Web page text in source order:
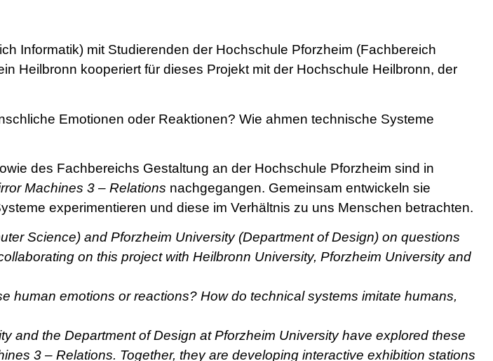
Informatik) mit Studierenden der Hochschule Pforzheim (Fachbereich
Heilbronn kooperiert für dieses Projekt mit der Hochschule Heilbronn, der
Emotionen oder Reaktionen? Wie ahmen technische Systeme
des Fachbereichs Gestaltung an der Hochschule Pforzheim sind in
Machines 3 – Relations nachgegangen. Gemeinsam entwickeln sie
experimentieren und diese im Verhältnis zu uns Menschen betrachten.
Science) and Pforzheim University (Department of Design) on questions
on this project with Heilbronn University, Pforzheim University and
human emotions or reactions? How do technical systems imitate humans,
and the Department of Design at Pforzheim University have explored these
3 – Relations. Together, they are developing interactive exhibition stations